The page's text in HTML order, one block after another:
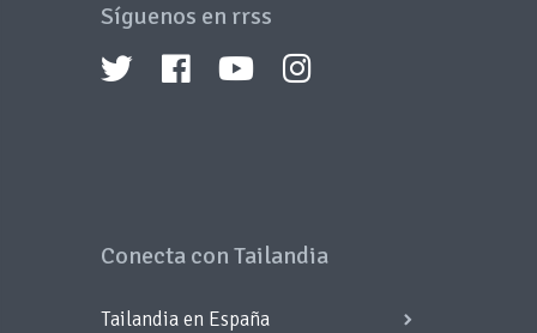
Síguenos en rrss
Conecta con Tailandia
Tailandia en España